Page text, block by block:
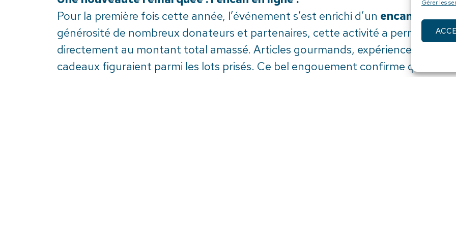
Gérer les
Pour la première fois cette année, l’événement s’est enrichi d’un encan en
générosité de nombreux donateurs et partenaires, cette activité a permis de
directement au montant total amassé. Articles gourmands, expériences
cadeaux figuraient parmi les lots prisés. Ce bel engouement confirme que